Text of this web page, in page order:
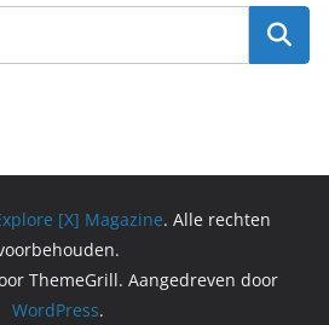
[X] Magazine. Alle rechten
ThemeGrill. Aangedreven door
WordPress.